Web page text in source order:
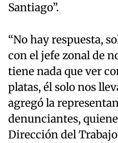
Santiago”.
“No hay respuesta,
con el jefe zonal de
tiene nada que ver
platas, él solo nos
agregó la
denunciantes,
Dirección del